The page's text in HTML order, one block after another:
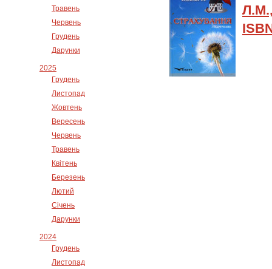
Травень
Червень
Грудень
Дарунки
2025
Грудень
Листопад
Жовтень
Вересень
Червень
Травень
Квітень
Березень
Лютий
Січень
Дарунки
2024
Грудень
Листопад